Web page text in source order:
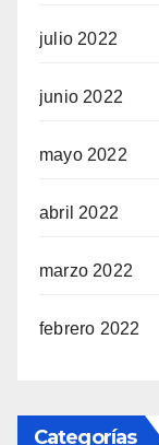
julio 2022
junio 2022
mayo 2022
abril 2022
marzo 2022
febrero 2022
Categorías